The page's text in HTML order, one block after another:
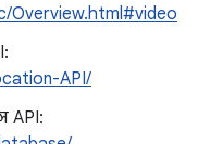
Overview.html#video
API/
API: